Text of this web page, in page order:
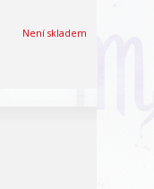
Není skladem